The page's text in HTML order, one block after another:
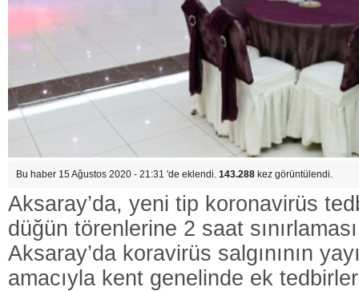
Bu haber 15 Ağustos 2020 - 21:31 'de eklendi. 143.288 kez görüntülendi.
Aksaray’da, yeni tip koronavirüs
düğün törenlerine 2 saat
Aksaray’da koravirüs salgınının
amacıyla kent genelinde ek tedbirler